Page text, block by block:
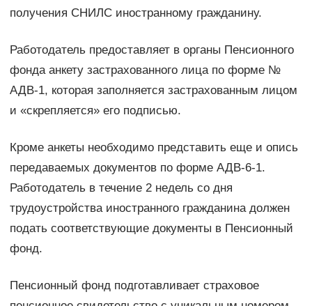
получения СНИЛС иностранному гражданину.
Работодатель предоставляет в органы Пенсионного
фонда анкету застрахованного лица по форме №
АДВ-1, которая заполняется застрахованным лицом
и «скрепляется» его подписью.
Кроме анкеты необходимо представить еще и опись
передаваемых документов по форме АДВ-6-1.
Работодатель в течение 2 недель со дня
трудоустройства иностранного гражданина должен
подать соответствующие документы в Пенсионный
фонд.
Пенсионный фонд подготавливает страховое